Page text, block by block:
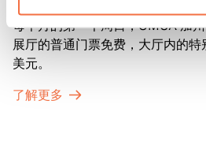
每个月的第一个周日，OMCA 加
展厅的普通门票免费，大厅内的
美元。
了解更多